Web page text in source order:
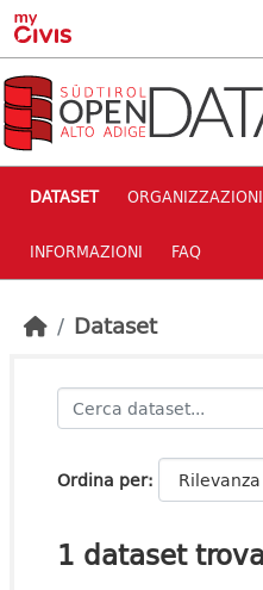
Skip to main content
DATASET ORGANIZZAZIONI
INFORMAZIONI FAQ
Dataset
Ordina per
1 dataset